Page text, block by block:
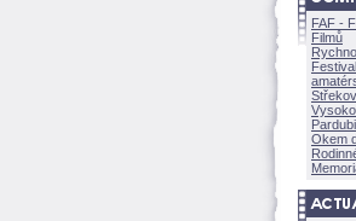
FAF -
Filmů
Okem